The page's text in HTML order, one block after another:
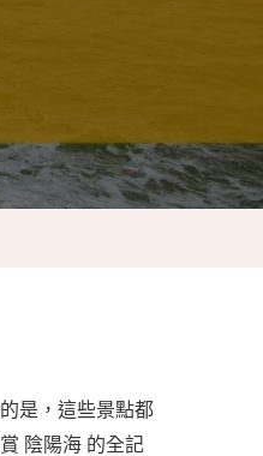
是，這些景點都
陰陽海 的全記